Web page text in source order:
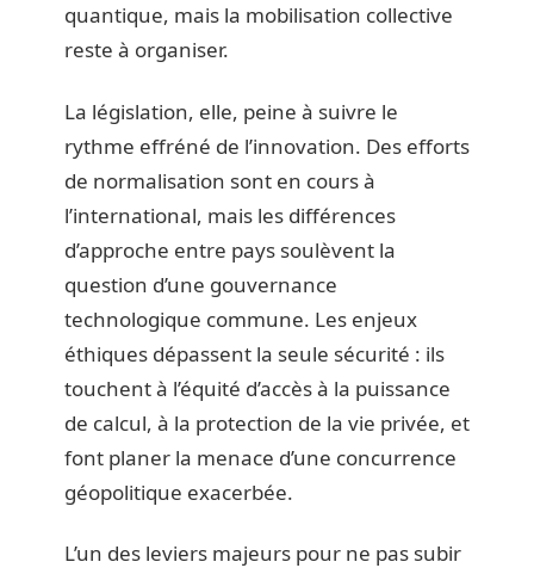
quantique, mais la mobilisation collective
reste à organiser.
La législation, elle, peine à suivre le
rythme effréné de l’innovation. Des efforts
de normalisation sont en cours à
l’international, mais les différences
d’approche entre pays soulèvent la
question d’une gouvernance
technologique commune. Les enjeux
éthiques dépassent la seule sécurité : ils
touchent à l’équité d’accès à la puissance
de calcul, à la protection de la vie privée, et
font planer la menace d’une concurrence
géopolitique exacerbée.
L’un des leviers majeurs pour ne pas subir